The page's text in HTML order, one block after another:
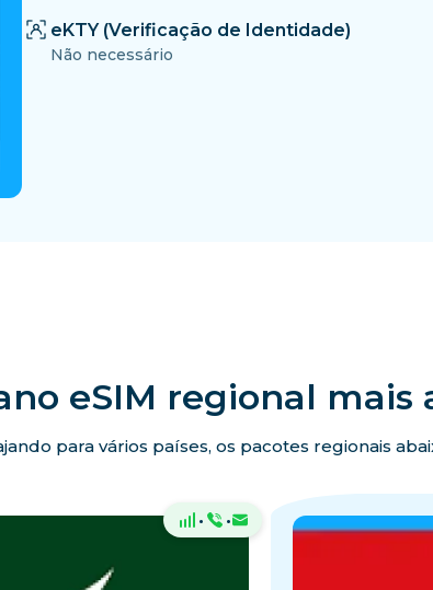
eKTY (Verificação de Identidade)
Não necessário
eSIM regional mais
para vários países, os pacotes regionais
· ·